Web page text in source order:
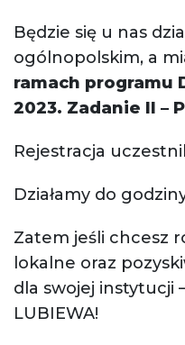
Będzie się u nas
ogólnopolskim, a
ramach programu
2023. Zadanie II –
Rejestracja
Działamy do
Zatem jeśli chcesz
lokalne oraz
dla swojej instytucji
LUBIEWA!